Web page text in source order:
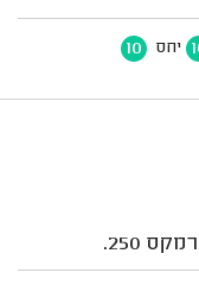
יחס 10
250.